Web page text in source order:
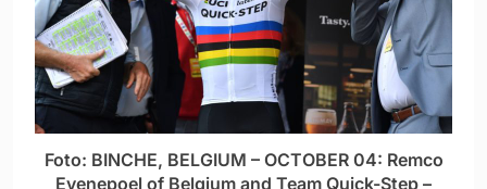
Foto: BINCHE, BELGIUM – OCTOBER 04: Remco
Evenepoel of Belgium and Team Quick-Step –